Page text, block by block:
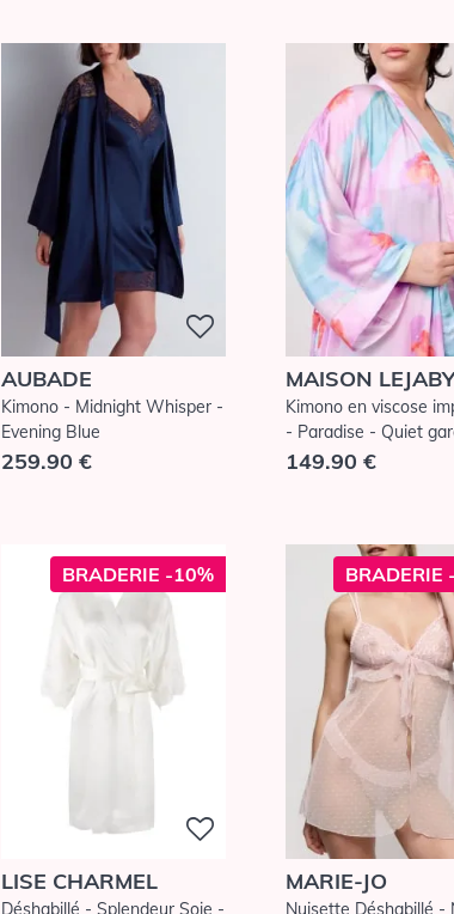
AUBADE
Kimono - Midnight Whisper -
Evening Blue
259.90 €
MAISON LEJABY
Kimono en viscose
- Paradise - Quiet
149.90 €
BRADERIE -10%
LISE CHARMEL
Déshabillé - Splendeur Soie -
BRADERIE
MARIE-JO
Nuisette Déshabillé -